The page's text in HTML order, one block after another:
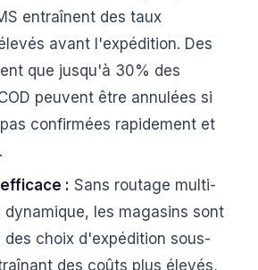
entraînent des taux
avant l'expédition. Des
que jusqu'à 30% des
peuvent être annulées si
confirmées rapidement et
: Sans routage multi-
les magasins sont
des choix d'expédition sous-
des coûts plus élevés,